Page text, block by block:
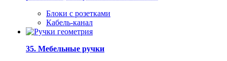
Блоки с розетками
Кабель-канал
35. Мебельные ручки